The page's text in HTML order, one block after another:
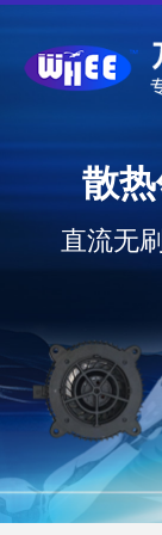
造商